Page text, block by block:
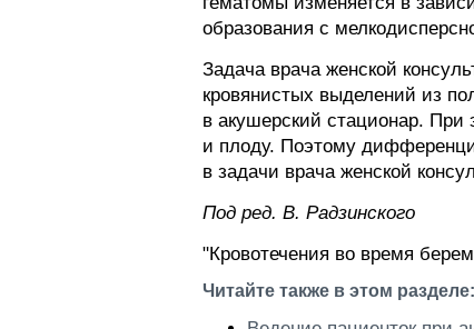
образования с
Задача врача женской
кровянистых выделений из
в акушерский стационар. При
и плоду. Поэтому
в задачи врача женской
Пoд peд. В. Радзинского
"Кровотечения во время
Читайте также в этом разделе: